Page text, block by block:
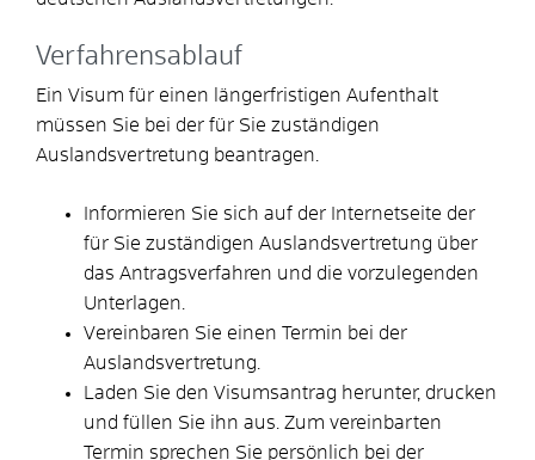
Verfahrensablauf
Ein Visum für einen längerfristigen Aufenthalt
müssen Sie bei der für Sie zuständigen
Auslandsvertretung beantragen.
Informieren Sie sich auf der Internetseite der
für Sie zuständigen Auslandsvertretung über
das Antragsverfahren und die vorzulegenden
Unterlagen.
Vereinbaren Sie einen Termin bei der
Auslandsvertretung.
Laden Sie den Visumsantrag herunter, drucken
und füllen Sie ihn aus. Zum vereinbarten
Termin sprechen Sie persönlich bei der